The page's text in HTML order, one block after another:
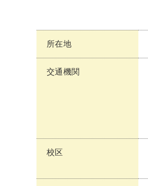
所在地
交通機関
校区